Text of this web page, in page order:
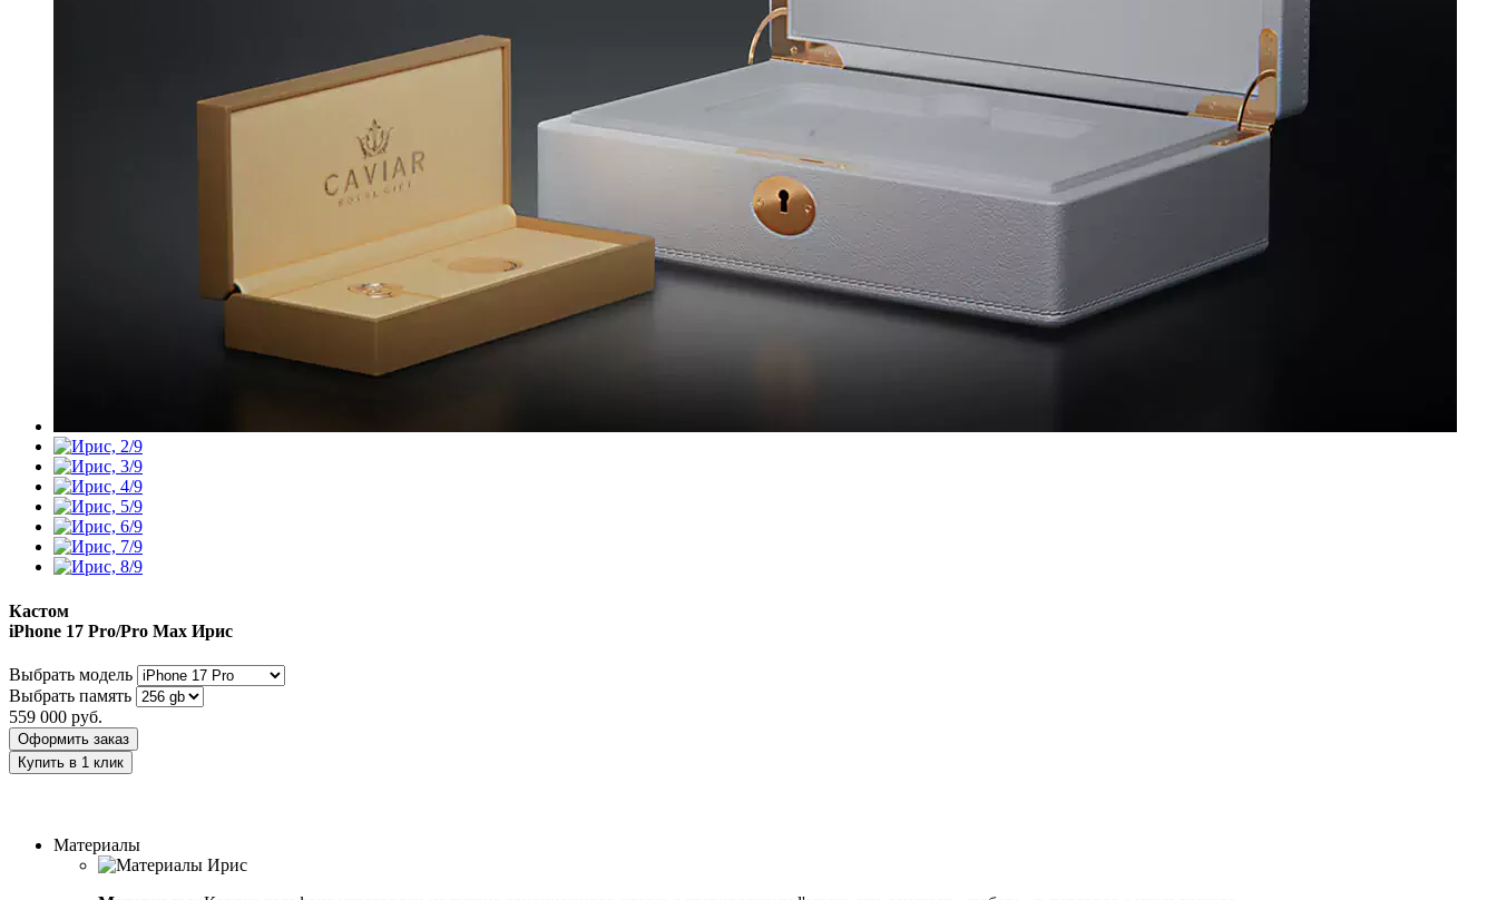
Кастом
iPhone 17 Pro/Pro Max Ирис
Выбрать модель
Выбрать память
559 000 руб.
Оформить заказ
Купить в 1 клик
Материалы